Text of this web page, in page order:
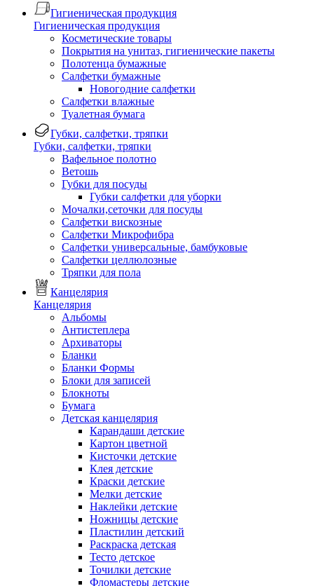
Гигиеническая продукция
Гигиеническая продукция
Косметические товары
Покрытия на унитаз, гигиенические пакеты
Полотенца бумажные
Салфетки бумажные
Новогодние салфетки
Салфетки влажные
Туалетная бумага
Губки, салфетки, тряпки
Губки, салфетки, тряпки
Вафельное полотно
Ветошь
Губки для посуды
Губки салфетки для уборки
Мочалки,сеточки для посуды
Салфетки вискозные
Салфетки Микрофибра
Салфетки универсальные, бамбуковые
Салфетки целлюлозные
Тряпки для пола
Канцелярия
Канцелярия
Альбомы
Антистеплера
Архиваторы
Бланки
Бланки Формы
Блоки для записей
Блокноты
Бумага
Детская канцелярия
Карандаши детские
Картон цветной
Кисточки детские
Клея детские
Краски детские
Мелки детские
Наклейки детские
Ножницы детские
Пластилин детский
Раскраска детская
Тесто детское
Точилки детские
Фломастеры детские